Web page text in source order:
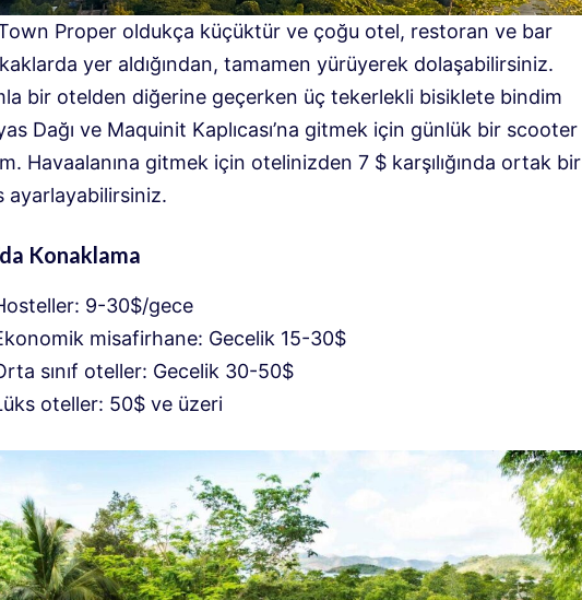
Proper oldukça küçüktür ve çoğu otel, restoran ve bar
yer aldığından, tamamen yürüyerek dolaşabilirsiniz.
bir otelden diğerine geçerken üç tekerlekli bisiklete bindim
Dağı ve Maquinit Kaplıcası’na gitmek için günlük bir scooter
Havaalanına gitmek için otelinizden 7 $ karşılığında ortak bir
ayarlayabilirsiniz.
Konaklama
9-30$/gece
misafirhane: Gecelik 15-30$
sınıf oteller: Gecelik 30-50$
oteller: 50$ ve üzeri